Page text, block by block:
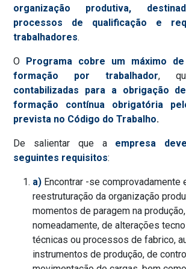
organização produtiva,
processos de qualificação e
trabalhadores.
O Programa cobre um máximo
formação por trabalhador,
contabilizadas para a obrigação
formação contínua obrigatória
prevista no Código do Trabalho.
De salientar que a empresa
seguintes requisitos:
a) Encontrar -se comprovadamente
reestruturação da organização
momentos de paragem na
nomeadamente, de alterações
técnicas ou processos de fabrico,
instrumentos de produção, de